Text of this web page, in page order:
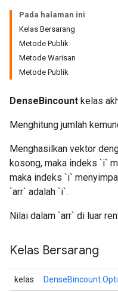
Pada halaman ini
Kelas Bersarang
Metode Publik
Metode Warisan
Metode Publik
DenseBincount kelas
Menghitung jumlah
Menghasilkan vektor
kosong, maka indeks `i`
maka indeks `i`
`arr` adalah `i`.
Nilai dalam `arr` di luar
Kelas Bersarang
kelas